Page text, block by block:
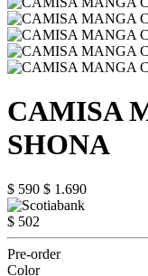
CAMISA
SHONA
$ 590 $ 1.690
$ 502
Pre-order
Color